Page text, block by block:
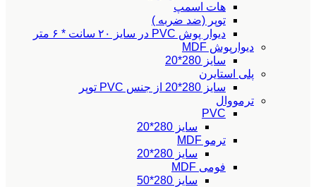
هات اسمپ
توپر (ضد ضربه )
دیوار پوش PVC در سایز ۲۰ سانت * ۶ متر
دیوارپوش MDF
سایز 280*20
پلی استایرن
سایز 280*20 از جنس PVC توپر
ترمووال
PVC
سایز 280*20
ترمو MDF
سایز 280*20
فومی MDF
سایز 280*50